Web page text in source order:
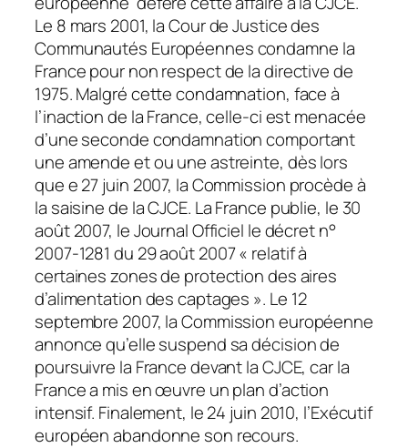
Le 8 mars 2001, la Cour de Justice des
Communautés Européennes condamne la
France pour non respect de la directive de
1975. Malgré cette condamnation, face à
l’inaction de la France, celle-ci est menacée
d’une seconde condamnation comportant
une amende et ou une astreinte, dès lors
que e 27 juin 2007, la Commission procède à
la saisine de la CJCE. La France publie, le 30
août 2007, le Journal Officiel le décret n°
2007-1281 du 29 août 2007 « relatif à
certaines zones de protection des aires
d’alimentation des captages ». Le 12
septembre 2007, la Commission européenne
annonce qu’elle suspend sa décision de
poursuivre la France devant la CJCE, car la
France a mis en œuvre un plan d’action
intensif. Finalement, le 24 juin 2010, l’Exécutif
européen abandonne son recours.